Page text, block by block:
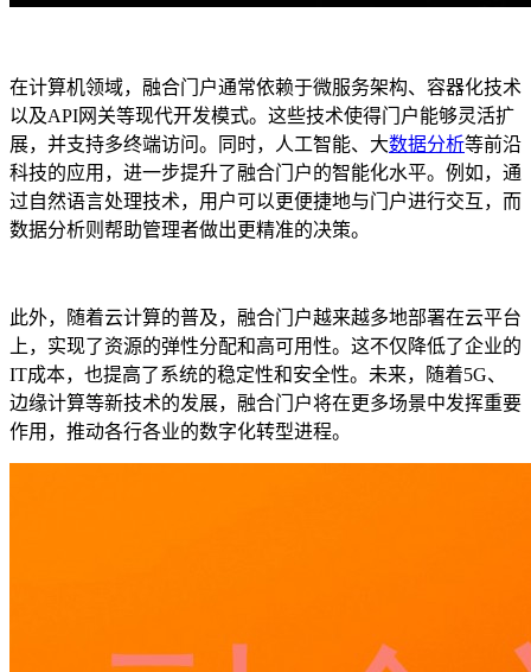
在计算机领域，融合门户通常依赖于微服务架构、容器化技术
以及API网关等现代开发模式。这些技术使得门户能够灵活扩
展，并支持多终端访问。同时，人工智能、大数据分析等前沿
科技的应用，进一步提升了融合门户的智能化水平。例如，通
过自然语言处理技术，用户可以更便捷地与门户进行交互，而
数据分析则帮助管理者做出更精准的决策。
此外，随着云计算的普及，融合门户越来越多地部署在云平台
上，实现了资源的弹性分配和高可用性。这不仅降低了企业的
IT成本，也提高了系统的稳定性和安全性。未来，随着5G、
边缘计算等新技术的发展，融合门户将在更多场景中发挥重要
作用，推动各行各业的数字化转型进程。